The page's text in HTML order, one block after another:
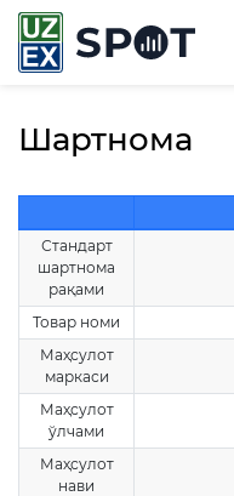
Шартнома
Стандарт
шартнома
рақами
Товар номи
Маҳсулот
маркаси
Маҳсулот
ўлчами
Маҳсулот
нави